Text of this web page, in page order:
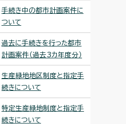
手続き中の都市計画案件に
ついて
過去に手続きを行った都市
計画案件（過去3カ年度分）
生産緑地地区制度と指定手
続きについて
特定生産緑地制度と指定手
続きについて